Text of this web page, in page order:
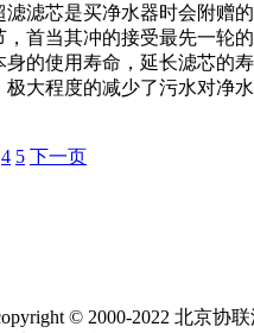
芯是买净水器时会附赠的
首当其冲的接受最先一轮
身的使用寿命，延长滤芯的
大程度的减少了污水对净水
4 5 下一页
© 2000-2022 北京协